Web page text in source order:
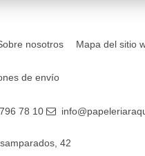
nosotros Mapa del sitio
de envío
78 10
42